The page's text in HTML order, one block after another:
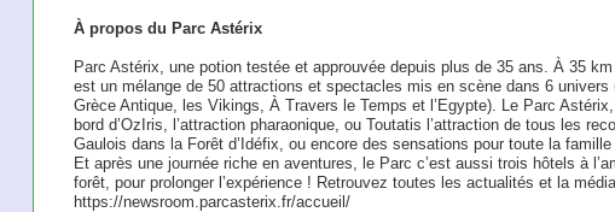
À propos du Parc Astérix
Parc Astérix, une potion testée et approuvée depuis plus de 35 ans. À 35
est un mélange de 50 attractions et spectacles mis en scène dans 6 univers
Grèce Antique, les Vikings, À Travers le Temps et l’Egypte). Le Parc
bord d’OzIris, l’attraction pharaonique, ou Toutatis l’attraction de tous les
Gaulois dans la Forêt d’Idéfix, ou encore des sensations pour toute la
Et après une journée riche en aventures, le Parc c’est aussi trois hôtels à
forêt, pour prolonger l’expérience ! Retrouvez toutes les actualités et la
https://newsroom.parcasterix.fr/accueil/